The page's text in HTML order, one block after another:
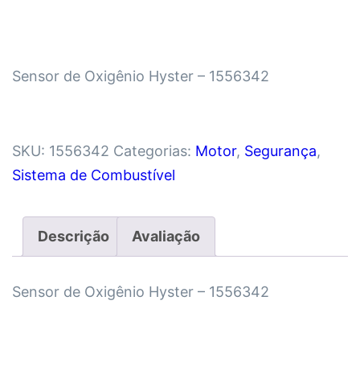
Sensor de Oxigênio Hyster – 1556342
SKU: 1556342 Categorias: Motor, Segurança,
Sistema de Combustível
Descrição Avaliação
Sensor de Oxigênio Hyster – 1556342